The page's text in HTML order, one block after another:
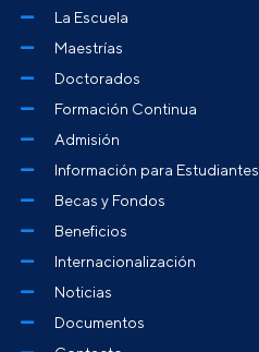
La Escuela
Maestrías
Doctorados
Formación Continua
Admisión
Información para Estudiantes
Becas y Fondos
Beneficios
Internacionalización
Noticias
Documentos